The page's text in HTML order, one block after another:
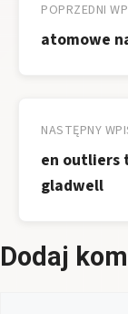
wpisu
POPRZEDNI
atomowe
NASTĘPNY
en outliers
gladwell
Dodaj